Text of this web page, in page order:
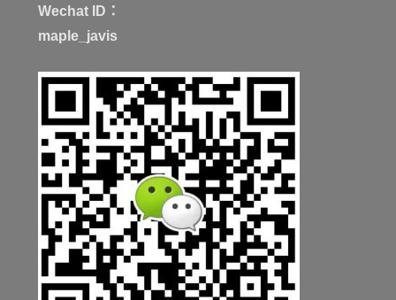
Wechat ID：
maple_javis